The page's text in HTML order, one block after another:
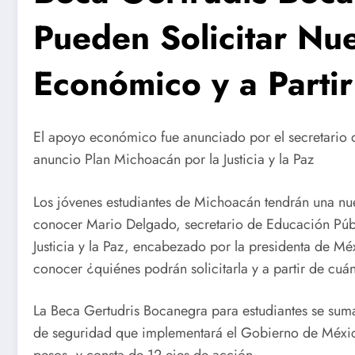
Pueden Solicitar
Económico y a
El apoyo económico fue anunciado por el
anuncio Plan Michoacán por la Justicia y la Paz
Los jóvenes estudiantes de Michoacán tendrán una
conocer Mario Delgado, secretario de Educación
Justicia y la Paz, encabezado por la presidenta de
conocer ¿quiénes podrán solicitarla y a partir de
La Beca Gertudris Bocanegra para estudiantes se
de seguridad que implementará el Gobierno de